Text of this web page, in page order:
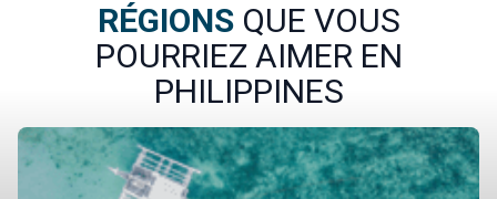
RÉGIONS QUE VOUS
POURRIEZ AIMER EN
PHILIPPINES